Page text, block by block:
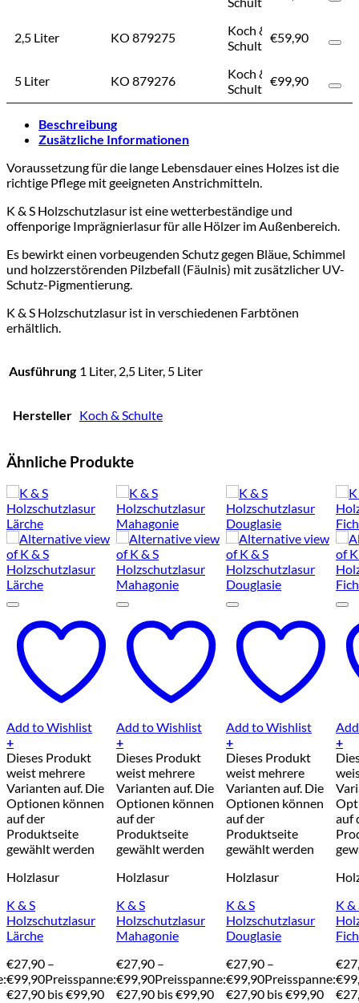
2,5 Liter KO 879275
Koch &
Schulte
59,90
5 Liter KO 879276
Koch &
Schulte
99,90
€59,90
€99,90
Beschreibung
Zusätzliche Informationen
Voraussetzung für die lange Lebensdauer eines Holzes ist die
richtige Pflege mit geeigneten Anstrichmitteln.
K & S Holzschutzlasur ist eine wetterbeständige und
offenporige Imprägnierlasur für alle Hölzer im Außenbereich.
Es bewirkt einen vorbeugenden Schutz gegen Bläue, Schimmel
und holzzerstörenden Pilzbefall (Fäulnis) mit zusätzlicher UV-
Schutz-Pigmentierung.
K & S Holzschutzlasur ist in verschiedenen Farbtönen
erhältlich.
Ausführung 1 Liter, 2,5 Liter, 5 Liter
Hersteller Koch & Schulte
Ähnliche Produkte
Add to Wishlist
+
Dieses Produkt
weist mehrere
Varianten auf. Die
Optionen können
auf der
Produktseite
gewählt werden
Holzlasur
K & S
Holzschutzlasur
Lärche
€27,90 –
€99,90Preisspanne:
€27,90 bis €99,90
Add to Wishlist
+
Dieses Produkt
weist mehrere
Varianten auf. Die
Optionen können
auf der
Produktseite
gewählt werden
Holzlasur
K & S
Holzschutzlasur
Mahagonie
€27,90 –
€99,90Preisspanne:
€27,90 bis €99,90
Add to Wishlist
+
Dieses Produkt
weist mehrere
Varianten auf. Die
Optionen können
auf der
Produktseite
gewählt werden
Holzlasur
K & S
Holzschutzlasur
Douglasie
€27,90 –
€99,90Preisspanne:
€27,90 bis €99,90
+
auf
K &
€
€